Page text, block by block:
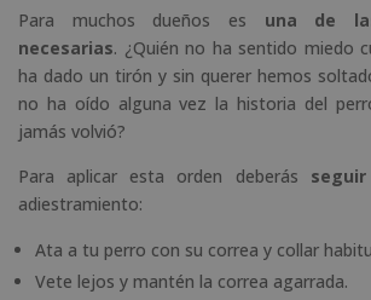
Para muchos dueños es una de
necesarias. ¿Quién no ha sentido miedo
ha dado un tirón y sin querer hemos
no ha oído alguna vez la historia del
jamás volvió?
Para aplicar esta orden deberás
adiestramiento:
Ata a tu perro con su correa y collar
Vete lejos y mantén la correa agarrada.